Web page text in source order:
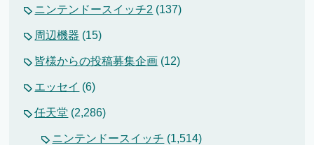
ニンテンドースイッチ2 (137)
周辺機器 (15)
皆様からの投稿募集企画 (12)
エッセイ (6)
任天堂 (2,286)
ニンテンドースイッチ (1,514)